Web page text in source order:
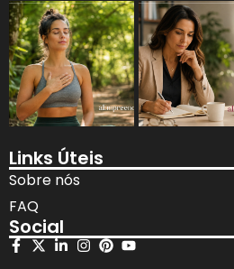
Links Úteis
Sobre nós
FAQ
Social